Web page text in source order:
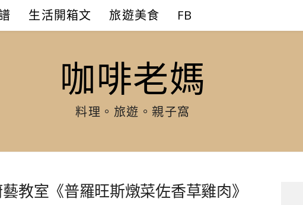
生活開箱文 旅遊美食 FB
咖啡老媽
料理。旅遊。親子窩
教室《普羅旺斯燉菜佐香草雞肉》